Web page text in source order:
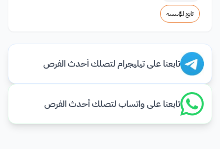
تابع المؤسسة
تابعنا على تيليجرام لتصلك أحدث الفرص
تابعنا على واتساب لتصلك أحدث الفرص